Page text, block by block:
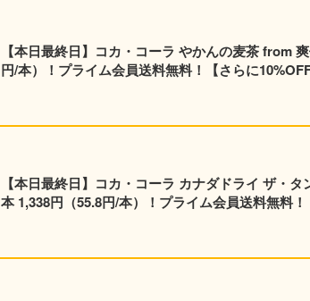
【本日最終日】コカ・コーラ やかんの麦茶 from
円/本）！プライム会員送料無料！【さらに10%OFF
【本日最終日】コカ・コーラ カナダドライ ザ・
本 1,338円（55.8円/本）！プライム会員送料無料！